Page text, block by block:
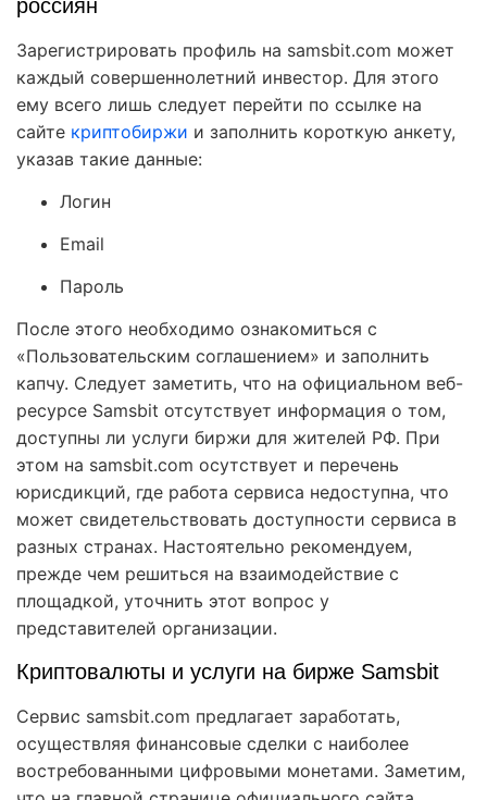
россиян
Зарегистрировать профиль на samsbit.com может
каждый совершеннолетний инвестор. Для этого
ему всего лишь следует перейти по ссылке на
сайте криптобиржи и заполнить короткую анкету,
указав такие данные:
Логин
Email
Пароль
После этого необходимо ознакомиться с
«Пользовательским соглашением» и заполнить
капчу. Следует заметить, что на официальном веб-
ресурсе Samsbit отсутствует информация о том,
доступны ли услуги биржи для жителей РФ. При
этом на samsbit.com осутствует и перечень
юрисдикций, где работа сервиса недоступна, что
может свидетельствовать доступности сервиса в
разных странах. Настоятельно рекомендуем,
прежде чем решиться на взаимодействие с
площадкой, уточнить этот вопрос у
представителей организации.
Криптовалюты и услуги на бирже Samsbit
Сервис samsbit.com предлагает заработать,
осуществляя финансовые сделки с наиболее
востребованными цифровыми монетами. Заметим,